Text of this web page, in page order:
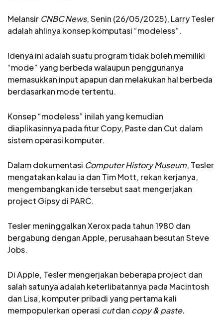
Melansir CNBC News, Senin (26/05/2025), Larry Tesler
adalah ahlinya konsep komputasi “modeless”.
Idenya ini adalah suatu program tidak boleh memiliki
“mode” yang berbeda walaupun penggunanya
memasukkan input apapun dan melakukan hal berbeda
berdasarkan mode tertentu.
Konsep “modeless” inilah yang kemudian
diaplikasinnya pada fitur Copy, Paste dan Cut dalam
sistem operasi komputer.
Dalam dokumentasi Computer History Museum, Tesler
mengatakan kalau ia dan Tim Mott, rekan kerjanya,
mengembangkan ide tersebut saat mengerjakan
project Gipsy di PARC.
Tesler meninggalkan Xerox pada tahun 1980 dan
bergabung dengan Apple, perusahaan besutan Steve
Jobs.
Di Apple, Tesler mengerjakan beberapa project dan
salah satunya adalah keterlibatannya pada Macintosh
dan Lisa, komputer pribadi yang pertama kali
mempopulerkan operasi cutdan copy & paste.